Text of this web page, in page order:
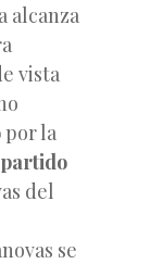
alcanza
vista
por la
partido
del
se